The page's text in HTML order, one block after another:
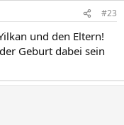
#23
und den Eltern!
Geburt dabei sein